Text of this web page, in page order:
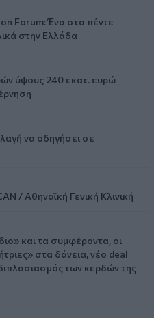
Forum: Ένα στα πέντε
στην Ελλάδα
ύψους 240 εκατ. ευρώ
να οδηγήσει σε
/ Αθηναϊκή Γενική Κλινική
και τα συμφέροντα, οι
στα δάνεια, νέο deal
των κερδών της